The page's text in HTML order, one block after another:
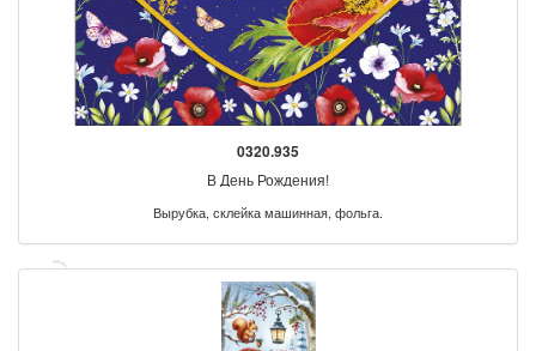
0320.935
В День Рождения!
Вырубка, склейка машинная, фольга.